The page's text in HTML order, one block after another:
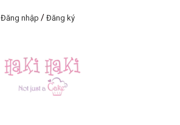
Đăng nhập / Đăng ký